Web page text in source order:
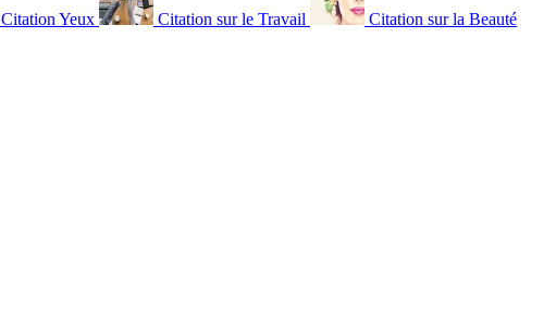
Citation Yeux Citation sur le Travail Citation sur la Beauté